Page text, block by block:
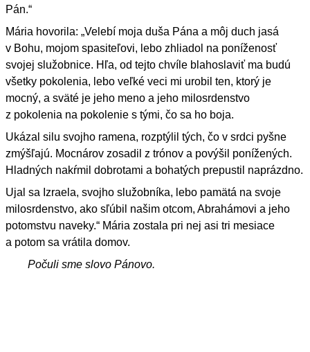
Pán.“
Mária hovorila: „Velebí moja duša Pána a môj duch jasá
v Bohu, mojom spasiteľovi, lebo zhliadol na poníženosť
svojej služobnice. Hľa, od tejto chvíle blahoslaviť ma budú
všetky pokolenia, lebo veľké veci mi urobil ten, ktorý je
mocný, a sväté je jeho meno a jeho milosrdenstvo
z pokolenia na pokolenie s tými, čo sa ho boja.
Ukázal silu svojho ramena, rozptýlil tých, čo v srdci pyšne
zmýšľajú. Mocnárov zosadil z trónov a povýšil ponížených.
Hladných nakŕmil dobrotami a bohatých prepustil naprázdno.
Ujal sa Izraela, svojho služobníka, lebo pamätá na svoje
milosrdenstvo, ako sľúbil našim otcom, Abrahámovi a jeho
potomstvu naveky.“ Mária zostala pri nej asi tri mesiace
a potom sa vrátila domov.
Počuli sme slovo Pánovo.